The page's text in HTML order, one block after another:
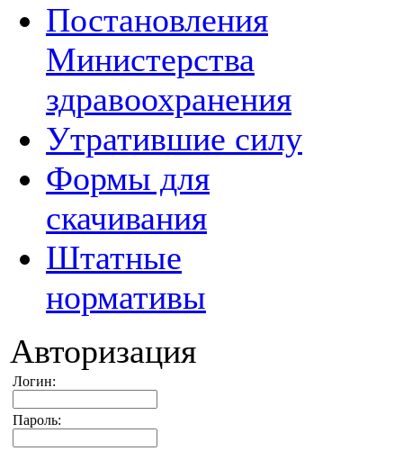
Постановления
Министерства
здравоохранения
Утратившие силу
Формы для
скачивания
Штатные
нормативы
Авторизация
Логин:
Пароль: